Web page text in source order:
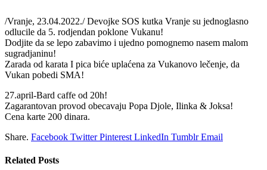
/Vranje, 23.04.2022./ Devojke SOS kutka Vranje su jednoglasno
odlucile da 5. rodjendan poklone Vukanu!
Dodjite da se lepo zabavimo i ujedno pomognemo nasem malom
sugradjaninu!
Zarada od karata I pica biće uplaćena za Vukanovo lečenje, da
Vukan pobedi SMA!
27.april-Bard caffe od 20h!
Zagarantovan provod obecavaju Popa Djole, Ilinka & Joksa!
Cena karte 200 dinara.
Share. Facebook Twitter Pinterest LinkedIn Tumblr Email
Related Posts